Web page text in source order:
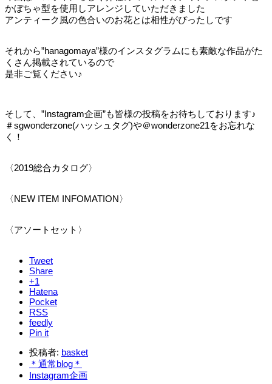
かぼちゃ型を使用しアレンジしていただきました
アンティーク風の色合いのお花とは相性がぴったしです
それから”hanagomaya”様のインスタグラムにも素敵な作品がた
くさん掲載されているので
是非ご覧ください♪
そして、”Instagram企画”も皆様の投稿をお待ちしております♪
＃sgwonderzone(ハッシュタグ)や＠wonderzone21をお忘れな
く！
〈2019総合カタログ〉
〈NEW ITEM INFOMATION〉
〈アソートセット〉
Tweet
Share
+1
Hatena
Pocket
RSS
feedly
Pin it
投稿者: basket
＊通常blog＊
Instagram企画